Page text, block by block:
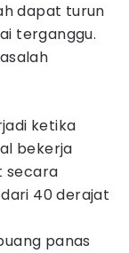
dapat turun
terganggu.
ketika
bekerja
secara
40 derajat
panas